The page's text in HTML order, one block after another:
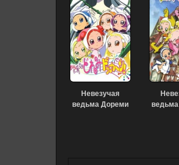
Невезучая
ведьма Дореми